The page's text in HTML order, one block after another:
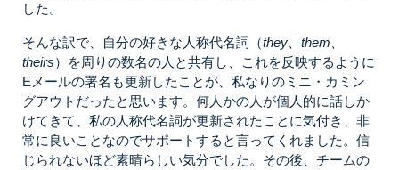
した。
そんな訳で、自分の好きな人称代名詞（they、them、
theirs）を周りの数名の人と共有し、これを反映するように
Eメールの署名も更新したことが、私なりのミニ・カミン
グアウトだったと思います。何人かの人が個人的に話しか
けてきて、私の人称代名詞が更新されたことに気付き、非
常に良いことなのでサポートすると言ってくれました。信
じられないほど素晴らしい気分でした。その後、チームの